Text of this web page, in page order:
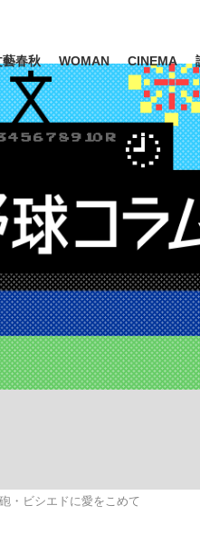
ビジネス
「最悪の空気のまま解散
観る将棋、読
藝春秋 WOMAN CINEMA
ーワード入力
森岡毅 #城彰二 #内田有紀
・ビシエドに愛をこめて